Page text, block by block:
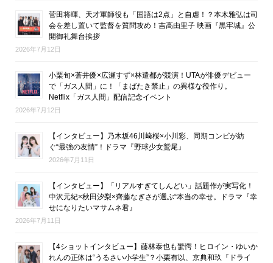
菅田将暉、天才軍師役も「国語は2点」と自虐！？本木雅弘は司
会を差し置いて監督を質問攻め！吉高由里子 映画『黒牢城』公
開御礼舞台挨拶
2026年7月12日
小栗旬×蒼井優×広瀬すず×林遣都が競演！UTAが俳優デビュー
で「ガス人間」に！「まばたき禁止」の異様な役作り。
Netflix「ガス人間」配信記念イベント
2026年7月12日
【インタビュー】乃木坂46川﨑桜×小川彩、同期コンビが紡
ぐ“最強の友情”！ドラマ『野球少女鷲尾』
2026年7月11日
【インタビュー】「リアルすぎてしんどい」話題作が実写化！
中沢元紀×秋田汐梨×齊藤なぎさが選ぶ“本当の幸せ。ドラマ『幸
せになりたいマサムネ君』
2026年7月11日
【4ショットインタビュー】藤林泰也も驚愕！ヒロイン・ゆいか
れんの正体は“うるさい小学生”？小栗有以、京典和玖『ドライ